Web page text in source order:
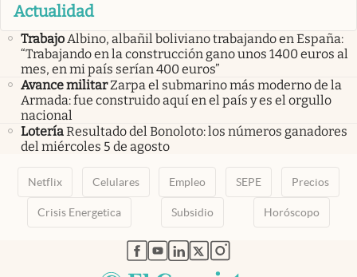
Actualidad
TrabajoAlbino, albañil boliviano trabajando en España:
“Trabajando en la construcción gano unos 1400 euros al
mes, en mi país serían 400 euros”
Avance militarZarpa el submarino más moderno de la
Armada: fue construido aquí en el país y es el orgullo
nacional
LoteríaResultado del Bonoloto: los números ganadores
del miércoles 5 de agosto
Netflix Celulares Empleo SEPE Precios
Crisis Energetica Subsidio Horóscopo
abre en nueva pestaña
abre en nueva pestaña
abre en nueva pestaña
abre en nueva pestaña
abre en nueva pestaña